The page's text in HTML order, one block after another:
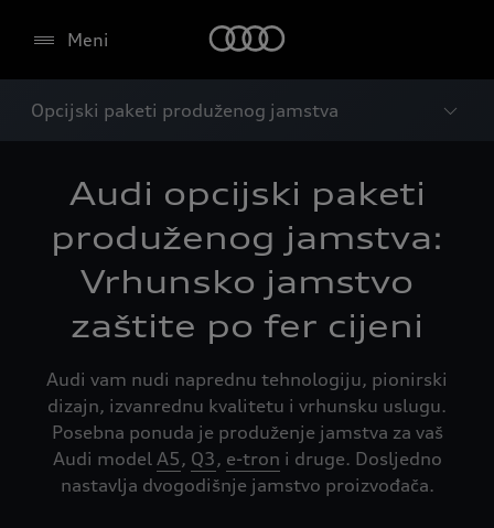
Meni
Opcijski paketi produženog jamstva
Audi opcijski paketi
produženog jamstva:
Vrhunsko jamstvo
zaštite po fer cijeni
Audi vam nudi naprednu tehnologiju, pionirski
dizajn, izvanrednu kvalitetu i vrhunsku uslugu.
Posebna ponuda je produženje jamstva za vaš
Audi model A5 , Q3 , e-tron i druge. Dosljedno
nastavlja dvogodišnje jamstvo proizvođača.